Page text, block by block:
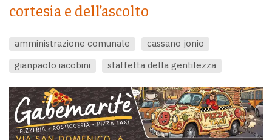
cortesia e dell’ascolto
amministrazione comunale
cassano jonio
gianpaolo iacobini
staffetta della gentilezza